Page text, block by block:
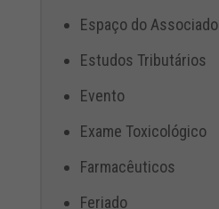
Espaço do Associado
Estudos Tributários
Evento
Exame Toxicológico
Farmacêuticos
Feriado